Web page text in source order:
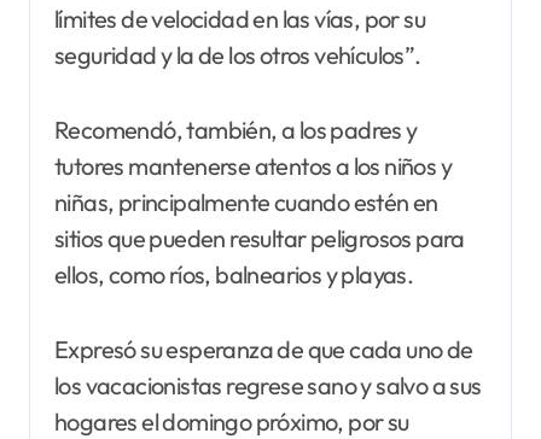
límites de velocidad en las vías, por su
seguridad y la de los otros vehículos”.
Recomendó, también, a los padres y
tutores mantenerse atentos a los niños y
niñas, principalmente cuando estén en
sitios que pueden resultar peligrosos para
ellos, como ríos, balnearios y playas.
Expresó su esperanza de que cada uno de
los vacacionistas regrese sano y salvo a sus
hogares el domingo próximo, por su